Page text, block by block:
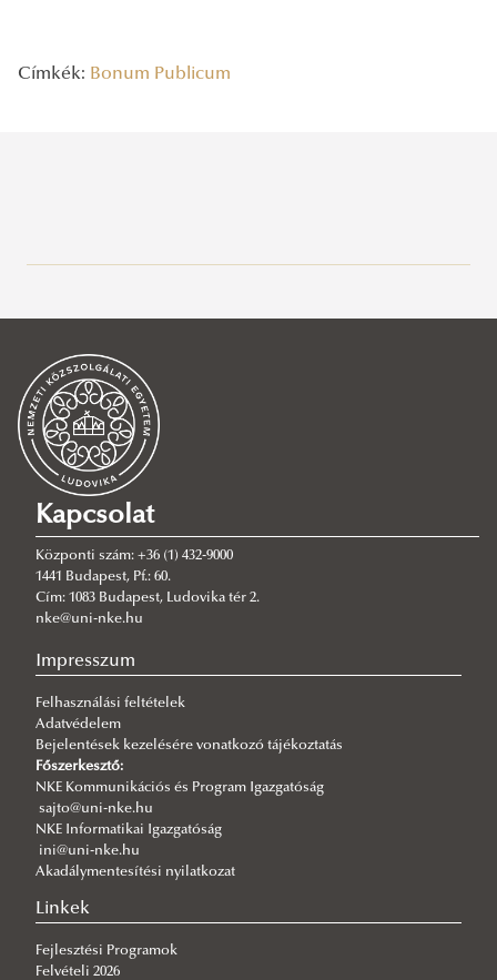
A vízgazdálkodás jövőjét írják
2026/08/06
Rendszeresség, mértékletesség, elfogadás – Gólyatábor 2026
2026/08/03
Az NKE energiatakarékossággal kapcsolatos átmeneti intézkedései
2026/08/03
A jó kormányzás érdeke, hogy mindenütt ugyanolyan szakmai
színvonalon működjék
2026/08/03
Még nem késő jelentkezni a KTI szakirányú továbbképzéseire
Fordulat jöhet: megszűnhet a hatóság előtti hazugság
2026/07/30
Q-s/D-s pályázati felhívás
2026/07/30
Új esély a továbbtanulásra: válaszd az NKE-t a pótfelvételin!
2026/07/29
A gyermek mindenek felett
2026/07/27
Hamarosan indul a jelentkezés az egyetemi pótfelvételire
Címkék: Bonum Publicum
Kapcsolat
Központi szám: +36 (1) 432-9000
1441 Budapest, Pf.: 60.
Cím: 1083 Budapest, Ludovika tér 2.
nke@uni-nke.hu
Impresszum
Felhasználási feltételek
Adatvédelem
Bejelentések kezelésére vonatkozó tájékoztatás
Főszerkesztő:
NKE Kommunikációs és Program Igazgatóság
sajto@uni-nke.hu
NKE Informatikai Igazgatóság
ini@uni-nke.hu
Akadálymentesítési nyilatkozat
Linkek
Fejlesztési Programok
Felvételi 2026